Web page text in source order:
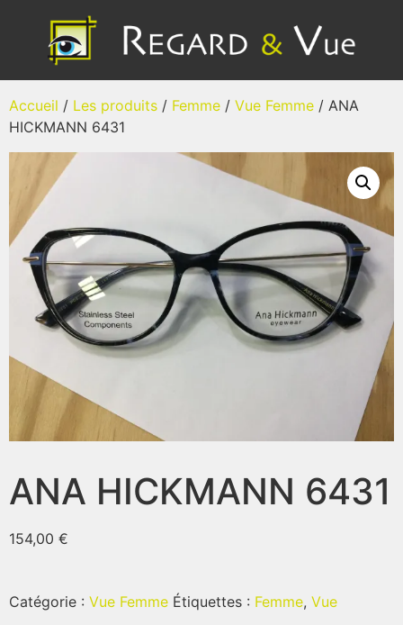
Accueil / Les produits / Femme / Vue Femme / ANA
HICKMANN 6431
ANA HICKMANN 6431
154,00 €
Catégorie : Vue Femme Étiquettes : Femme, Vue